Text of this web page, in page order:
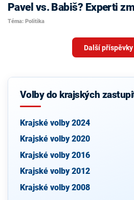
Pavel vs. Babiš? Experti
Téma: Politika
Další příspěvky
Volby do krajských
Krajské volby 2024
Krajské volby 2020
Krajské volby 2016
Krajské volby 2012
Krajské volby 2008